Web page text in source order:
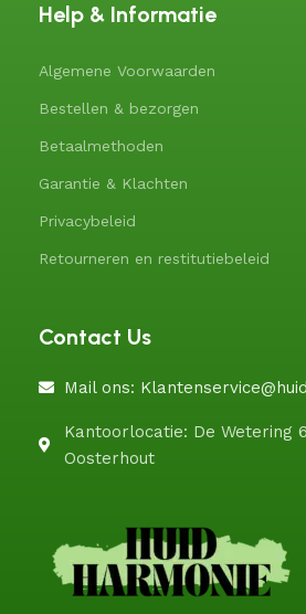
Help & Informatie
Algemene Voorwaarden
Bestellen & bezorgen
Betaalmethoden
Garantie & Klachten
Privacybeleid
Retourneren en restitutiebeleid
Contact Us
Mail ons:
Kantoorlocatie: De Wetering
Oosterhout